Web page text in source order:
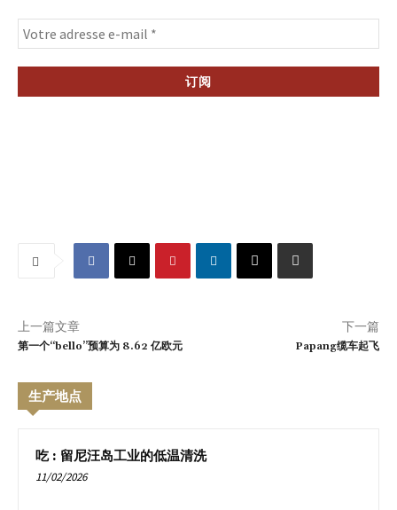
上一篇文章
第一个“bello”预算为 8.62 亿欧元
下一篇
Papang缆车起飞
生产地点
吃 : 留尼汪岛工业的低温清洗
11/02/2026